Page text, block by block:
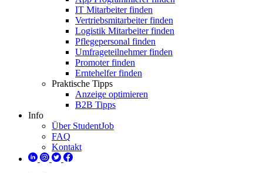
IT Mitarbeiter finden
Vertriebsmitarbeiter finden
Logistik Mitarbeiter finden
Pflegepersonal finden
Umfrageteilnehmer finden
Promoter finden
Erntehelfer finden
Praktische Tipps
Anzeige optimieren
B2B Tipps
Info
Über StudentJob
FAQ
Kontakt